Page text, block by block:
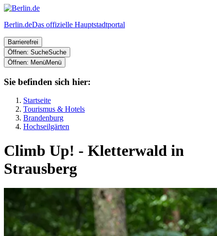
Berlin.deDas offizielle Hauptstadtportal
Barrierefrei
Öffnen: SucheSuche
Öffnen: MenüMenü
Sie befinden sich hier:
Startseite
Tourismus & Hotels
Brandenburg
Hochseilgärten
Climb Up! - Kletterwald in
Strausberg